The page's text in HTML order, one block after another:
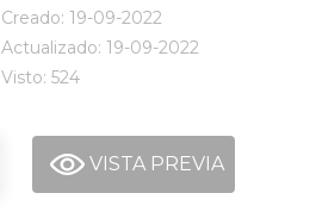
Creado: 19-09-2022
Actualizado: 19-09-2022
Visto: 524
VISTA PREVIA